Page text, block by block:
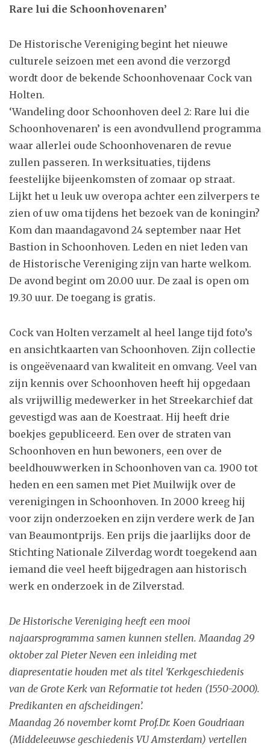
Rare lui die Schoonhovenaren’
De Historische Vereniging begint het nieuwe
culturele seizoen met een avond die verzorgd
wordt door de bekende Schoonhovenaar Cock van
Holten.
‘Wandeling door Schoonhoven deel 2: Rare lui die
Schoonhovenaren’ is een avondvullend programma
waar allerlei oude Schoonhovenaren de revue
zullen passeren. In werksituaties, tijdens
feestelijke bijeenkomsten of zomaar op straat.
Lijkt het u leuk uw overopa achter een zilverpers te
zien of uw oma tijdens het bezoek van de koningin?
Kom dan maandagavond 24 september naar Het
Bastion in Schoonhoven. Leden en niet leden van
de Historische Vereniging zijn van harte welkom.
De avond begint om 20.00 uur. De zaal is open om
19.30 uur. De toegang is gratis.
Cock van Holten verzamelt al heel lange tijd foto’s
en ansichtkaarten van Schoonhoven. Zijn collectie
is ongeëvenaard van kwaliteit en omvang. Veel van
zijn kennis over Schoonhoven heeft hij opgedaan
als vrijwillig medewerker in het Streekarchief dat
gevestigd was aan de Koestraat. Hij heeft drie
boekjes gepubliceerd. Een over de straten van
Schoonhoven en hun bewoners, een over de
beeldhouwwerken in Schoonhoven van ca. 1900 tot
heden en een samen met Piet Muilwijk over de
verenigingen in Schoonhoven. In 2000 kreeg hij
voor zijn onderzoeken en zijn verdere werk de Jan
van Beaumontprijs. Een prijs die jaarlijks door de
Stichting Nationale Zilverdag wordt toegekend aan
iemand die veel heeft bijgedragen aan historisch
werk en onderzoek in de Zilverstad.
De Historische Vereniging heeft een mooi
najaarsprogramma samen kunnen stellen. Maandag 29
oktober zal Pieter Neven een inleiding met
diapresentatie houden met als titel ‘Kerkgeschiedenis
van de Grote Kerk van Reformatie tot heden (1550-2000).
Predikanten en afscheidingen’.
Maandag 26 november komt Prof.Dr. Koen Goudriaan
(Middeleeuwse geschiedenis VU Amsterdam) vertellen